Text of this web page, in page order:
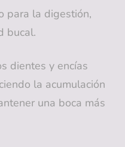
para la digestión,
bucal.
dientes y encías
la acumulación
una boca más